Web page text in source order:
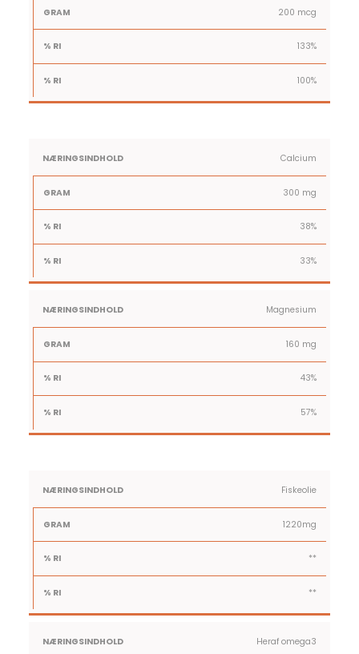
200 mcg
133%
100%
1 Amme
Calcium
300 mg
38%
33%
Magnesium
160 mg
43%
57%
Dosering
2 kapsler
dagligt
Fiskeolie
1220mg
**
**
Heraf omega3